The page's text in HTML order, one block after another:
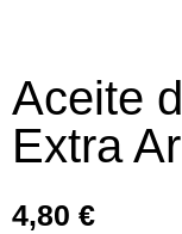
Aceite
Extra
4,80 €